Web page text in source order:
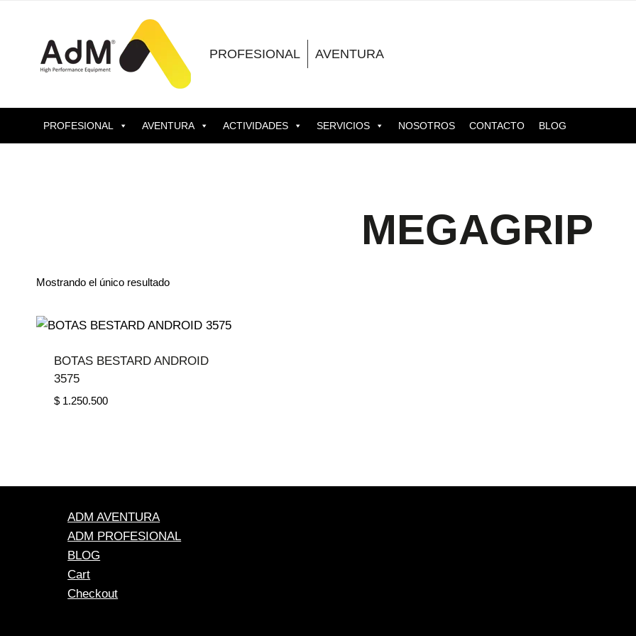
contenido
PROFESIONAL AVENTURA
PROFESIONAL AVENTURA ACTIVIDADES SERVICIOS NOSOTROS CONTACTO BLOG
MEGAGRIP
Mostrando el único resultado
BOTAS BESTARD ANDROID
3575
$1.250.500
ADM AVENTURA
ADM PROFESIONAL
BLOG
Cart
Checkout